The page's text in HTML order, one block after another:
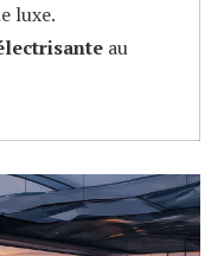
luxe.
au